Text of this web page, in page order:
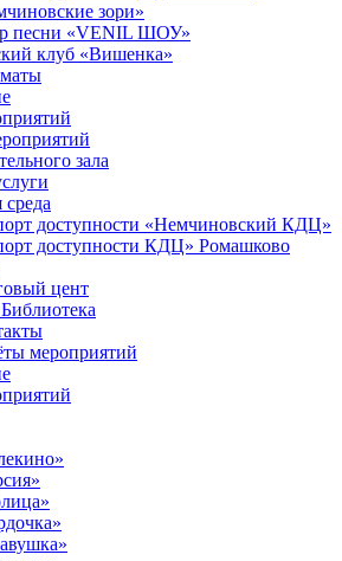
зори»
песни «VENIL ШОУ»
клуб «Вишенка»
зала
среда
доступности «Немчиновский КДЦ»
доступности КДЦ» Ромашково
цент
мероприятий